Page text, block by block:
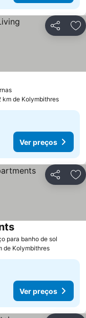
Partilhar
km de Kolymbithres
Ver preços
Partilhar
para banho de sol
de Kolymbithres
Ver preços